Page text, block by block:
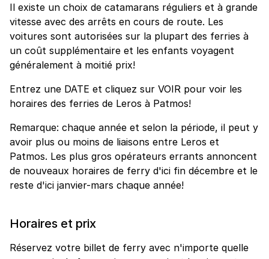
Il existe un choix de catamarans réguliers et à grande
vitesse avec des arrêts en cours de route. Les
voitures sont autorisées sur la plupart des ferries à
un coût supplémentaire et les enfants voyagent
généralement à moitié prix!
Entrez une DATE et cliquez sur VOIR pour voir les
horaires des ferries de Leros à Patmos!
Remarque: chaque année et selon la période, il peut y
avoir plus ou moins de liaisons entre Leros et
Patmos. Les plus gros opérateurs errants annoncent
de nouveaux horaires de ferry d'ici fin décembre et le
reste d'ici janvier-mars chaque année!
Horaires et prix
Réservez votre billet de ferry avec n'importe quelle